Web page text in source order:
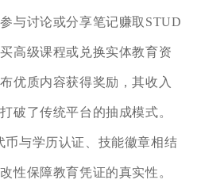
与讨论或分享笔记赚取STUD
高级课程或兑换实体教育资
优质内容获得奖励，其收入
破了传统平台的抽成模式。
币与学历认证、技能徽章相结
性保障教育凭证的真实性。